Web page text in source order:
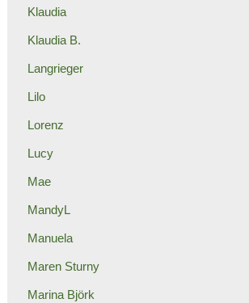
Klaudia
Klaudia B.
Langrieger
Lilo
Lorenz
Lucy
Mae
MandyL
Manuela
Maren Sturny
Marina Björk